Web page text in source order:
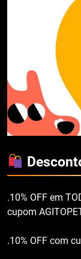
.10% OFF em
cupom
.10% OFF com